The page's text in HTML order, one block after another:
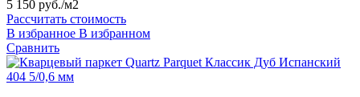
5 150 руб./м2
Рассчитать стоимость
В избранное В избранном
Сравнить